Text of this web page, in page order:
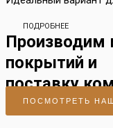
ПОДРОБНЕЕ
Производим
покрытий и
поставку
ПОСМОТРЕТЬ